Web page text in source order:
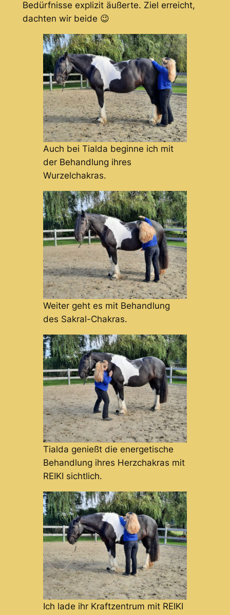
Bedürfnisse explizit äußerte. Ziel erreicht,
dachten wir beide 😉
Auch bei Tialda beginne ich mit
der Behandlung ihres
Wurzelchakras.
Weiter geht es mit Behandlung
des Sakral-Chakras.
Tialda genießt die energetische
Behandlung ihres Herzchakras mit
REIKI sichtlich.
Ich lade ihr Kraftzentrum mit REIKI